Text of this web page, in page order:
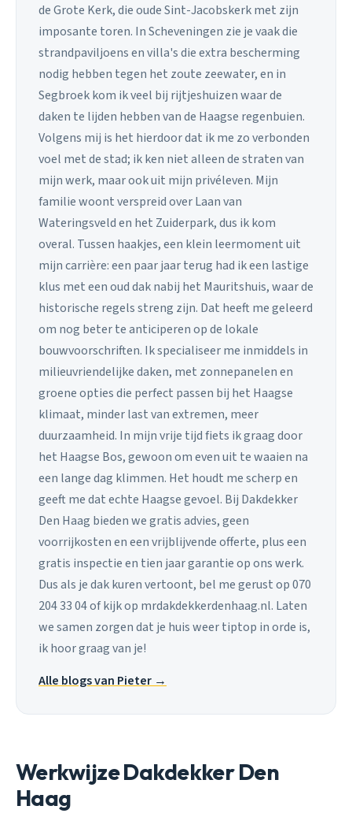
de Grote Kerk, die oude Sint-Jacobskerk met zijn
imposante toren. In Scheveningen zie je vaak die
strandpaviljoens en villa's die extra bescherming
nodig hebben tegen het zoute zeewater, en in
Segbroek kom ik veel bij rijtjeshuizen waar de
daken te lijden hebben van de Haagse regenbuien.
Volgens mij is het hierdoor dat ik me zo verbonden
voel met de stad; ik ken niet alleen de straten van
mijn werk, maar ook uit mijn privéleven. Mijn
familie woont verspreid over Laan van
Wateringsveld en het Zuiderpark, dus ik kom
overal. Tussen haakjes, een klein leermoment uit
mijn carrière: een paar jaar terug had ik een lastige
klus met een oud dak nabij het Mauritshuis, waar de
historische regels streng zijn. Dat heeft me geleerd
om nog beter te anticiperen op de lokale
bouwvoorschriften. Ik specialiseer me inmiddels in
milieuvriendelijke daken, met zonnepanelen en
groene opties die perfect passen bij het Haagse
klimaat, minder last van extremen, meer
duurzaamheid. In mijn vrije tijd fiets ik graag door
het Haagse Bos, gewoon om even uit te waaien na
een lange dag klimmen. Het houdt me scherp en
geeft me dat echte Haagse gevoel. Bij Dakdekker
Den Haag bieden we gratis advies, geen
voorrijkosten en een vrijblijvende offerte, plus een
gratis inspectie en tien jaar garantie op ons werk.
Dus als je dak kuren vertoont, bel me gerust op 070
204 33 04 of kijk op mrdakdekkerdenhaag.nl. Laten
we samen zorgen dat je huis weer tiptop in orde is,
ik hoor graag van je!
Alle blogs van Pieter →
Werkwijze Dakdekker Den
Haag